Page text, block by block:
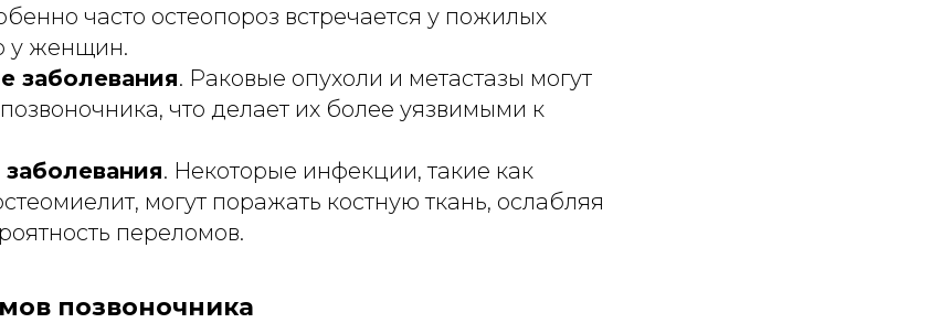
часто остеопороз встречается у пожилых
у женщин.
заболевания. Раковые опухоли и метастазы могут
что делает их более уязвимыми к
. Некоторые инфекции, такие как
могут поражать костную ткань, ослабляя
переломов.
позвоночника